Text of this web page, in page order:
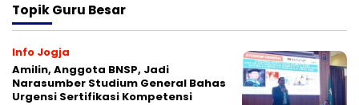
TopikGuru Besar
Info Jogja
Amilin, Anggota BNSP, Jadi
Narasumber Studium General Bahas
Urgensi Sertifikasi Kompetensi